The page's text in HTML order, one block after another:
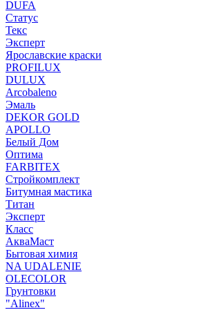
DUFA
Статус
Текс
Эксперт
Ярославские краски
PROFILUX
DULUX
Arcobaleno
Эмаль
DEKOR GOLD
APOLLO
Белый Дом
Оптима
FARBITEX
Стройкомплект
Битумная мастика
Титан
Эксперт
Класс
АкваМаст
Бытовая химия
NA UDALENIE
OLECOLOR
Грунтовки
"Alinex"